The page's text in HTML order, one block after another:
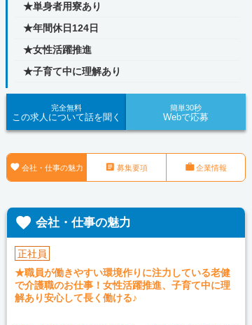
★単身者用寮あり
★年間休日124日
★女性活躍推進
★子育て中に理解あり
完全無料
この求人について話を聞く
簡単30秒
Webで応募
 会社・仕事の魅力  募集要項 企業情報
 会社・仕事の魅力
正社員
★職員が働きやすい環境作りに注力している老健
で介護職のお仕事！女性活躍推進、子育て中に理
解あり安心して長く働ける♪